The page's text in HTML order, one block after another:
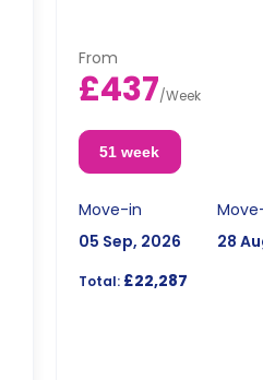
From
£437/Week
51 week
Move-in
05 Sep, 2026
28
Total:£22,287